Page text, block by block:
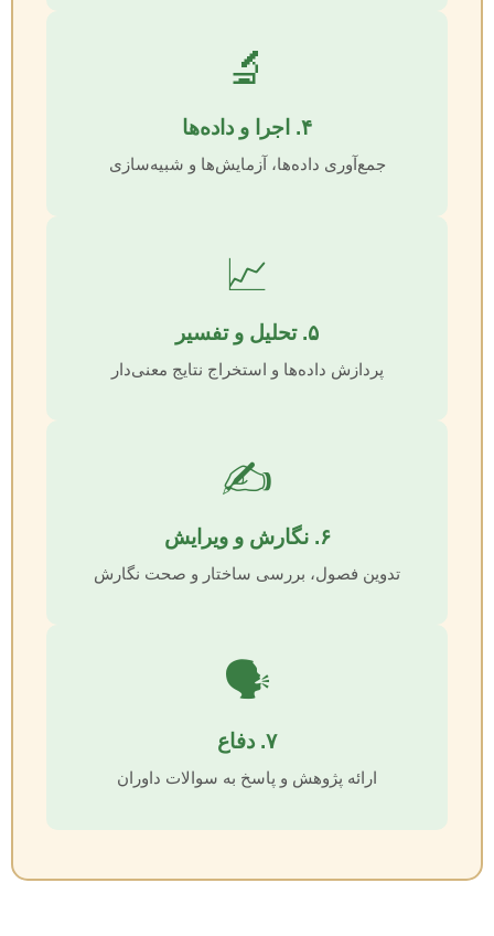
🔬
۴. اجرا و داده‌ها
جمع‌آوری داده‌ها، آزمایش‌ها و شبیه‌سازی
📈
۵. تحلیل و تفسیر
پردازش داده‌ها و استخراج نتایج معنی‌دار
✍️
۶. نگارش و ویرایش
تدوین فصول، بررسی ساختار و صحت نگارش
🗣️
۷. دفاع
ارائه پژوهش و پاسخ به سوالات داوران